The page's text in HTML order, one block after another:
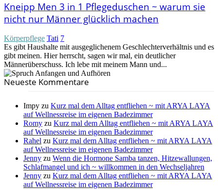
Kneipp Men 3 in 1 Pflegeduschen ~ warum sie
nicht nur Männer glücklich machen
Körperpflege Tati 7
Es gibt Haushalte mit ausgeglichenem Geschlechterverhältnis und es
gibt meinen. Hier herrscht, sagen wir mal, ein deutlicher
Männerüberschuss. Ich lebe mit meinem Mann und...
Neueste Kommentare
Impy zu Kurz mal dem Alltag entfliehen ~ mit ARYA LAYA
auf Wellnessreise im eigenen Badezimmer
Romy zu Kurz mal dem Alltag entfliehen ~ mit ARYA LAYA
auf Wellnessreise im eigenen Badezimmer
Rahel zu Kurz mal dem Alltag entfliehen ~ mit ARYA LAYA
auf Wellnessreise im eigenen Badezimmer
Jenny zu Wenn die Hormone Samba tanzen, Hitzewallungen,
Schlafmangel und ich ~ willkommen in den Wechseljahren
Jenny zu Kurz mal dem Alltag entfliehen ~ mit ARYA LAYA
auf Wellnessreise im eigenen Badezimmer